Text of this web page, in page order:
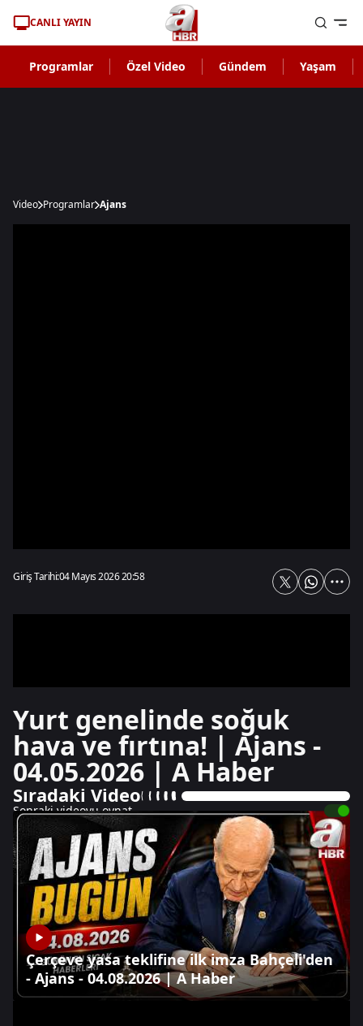
CANLI YAYIN
Programlar Özel Video Gündem Yaşam
Video Programlar Ajans
Giriş Tarihi:04 Mayıs 2026 20:58
Yurt genelinde soğuk
hava ve fırtına! | Ajans -
04.05.2026 | A Haber
Sıradaki Video
Sonraki videoyu oynat
Çerçeve yasa teklifine ilk imza Bahçeli'den
- Ajans - 04.08.2026 | A Haber